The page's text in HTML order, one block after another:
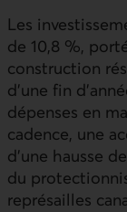
Les
de 10,8 %,
construction
d’une fin
dépenses en
cadence, une
d’une hausse
du
représailles